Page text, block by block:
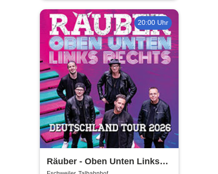
20:00 Uhr
Räuber - Oben Unten Links